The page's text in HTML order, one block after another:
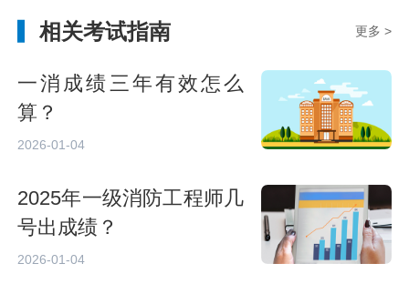
相关考试指南 更多 >
一消成绩三年有效怎么
算？
2026-01-04
2025年一级消防工程师几
号出成绩？
2026-01-04